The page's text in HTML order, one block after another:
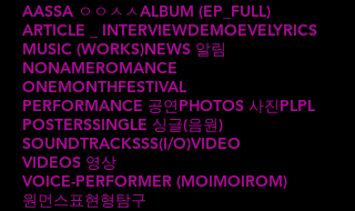
AASSA ㅇㅇㅅㅅALBUM (EP_FULL)
ARTICLE _ INTERVIEWDEMOEVELYRICS
MUSIC (WORKS)NEWS 알림
NONAMEROMANCE
ONEMONTHFESTIVAL
PERFORMANCE 공연PHOTOS 사진PLPL
POSTERSSINGLE 싱글(음원)
SOUNDTRACKSSS(I/O)VIDEO
VIDEOS 영상
VOICE-PERFORMER (MOIMOIROM)
원먼스표현형탐구